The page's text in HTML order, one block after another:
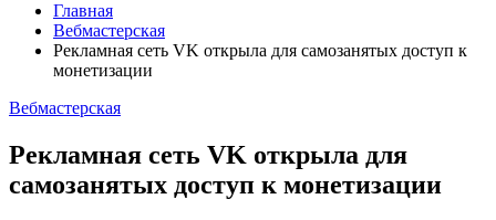
Главная
Вебмастерская
Рекламная сеть VK открыла для самозанятых доступ к
монетизации
Вебмастерская
Рекламная сеть VK открыла для
самозанятых доступ к монетизации